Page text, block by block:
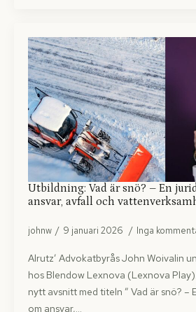
Utbildning: Vad är snö? – En
ansvar, avfall och
johnw 9 januari 2026 Inga
Alrutz’ Advokatbyrås John Woivalin
hos Blendow Lexnova (Lexnova
nytt avsnitt med titeln ” Vad är snö? –
om ansvar,…